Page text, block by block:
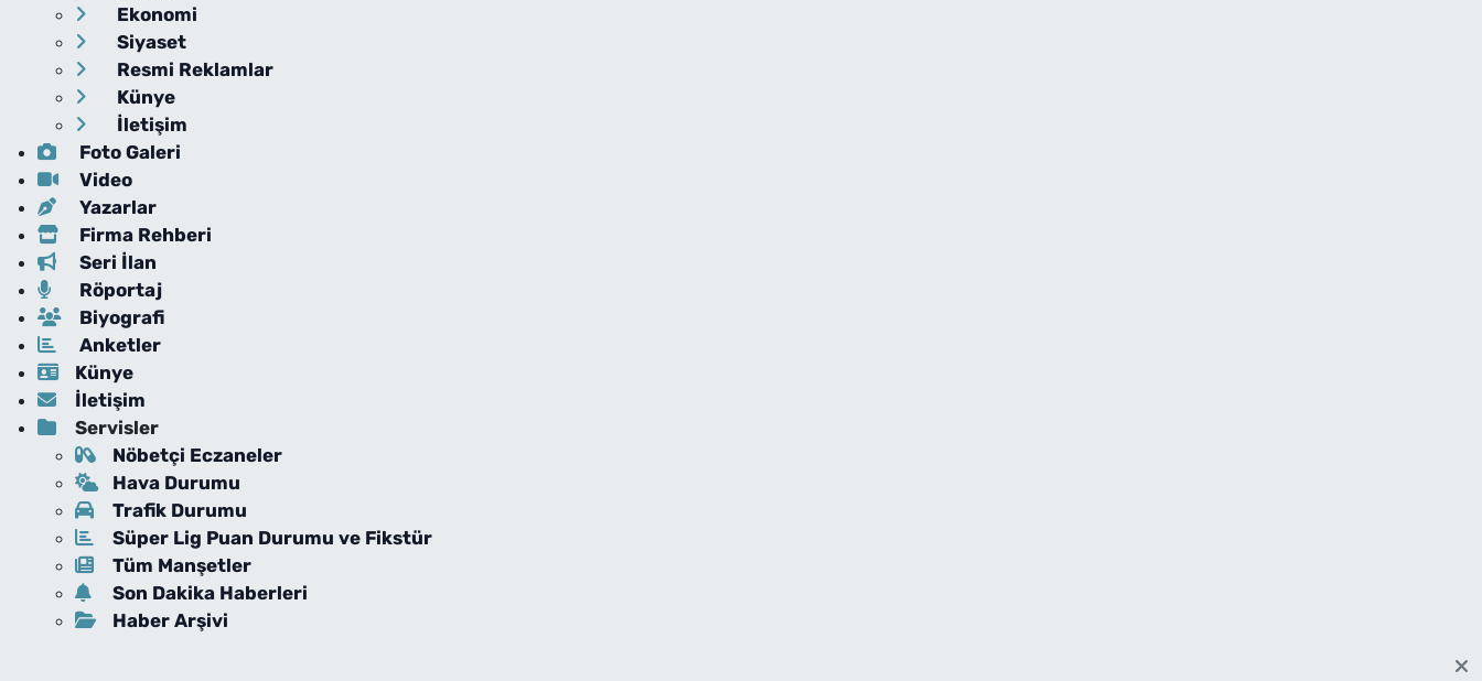
Ekonomi
Siyaset
Resmi Reklamlar
Künye
İletişim
Foto Galeri
Video
Yazarlar
Firma Rehberi
Seri İlan
Röportaj
Biyografi
Anketler
Künye
İletişim
Servisler
Nöbetçi Eczaneler
Hava Durumu
Trafik Durumu
Süper Lig Puan Durumu ve Fikstür
Tüm Manşetler
Son Dakika Haberleri
Haber Arşivi